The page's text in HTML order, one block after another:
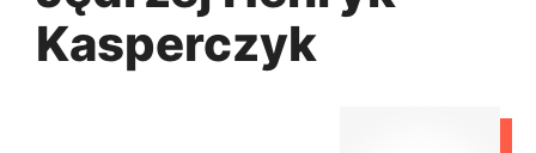
Kasperczyk